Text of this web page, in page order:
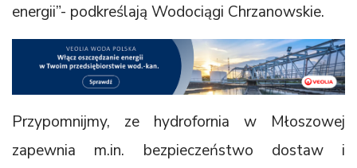
energii”- podkreślają Wodociągi Chrzanowskie.
Przypomnijmy, ze hydrofornia w Młoszowej
zapewnia m.in. bezpieczeństwo dostaw i